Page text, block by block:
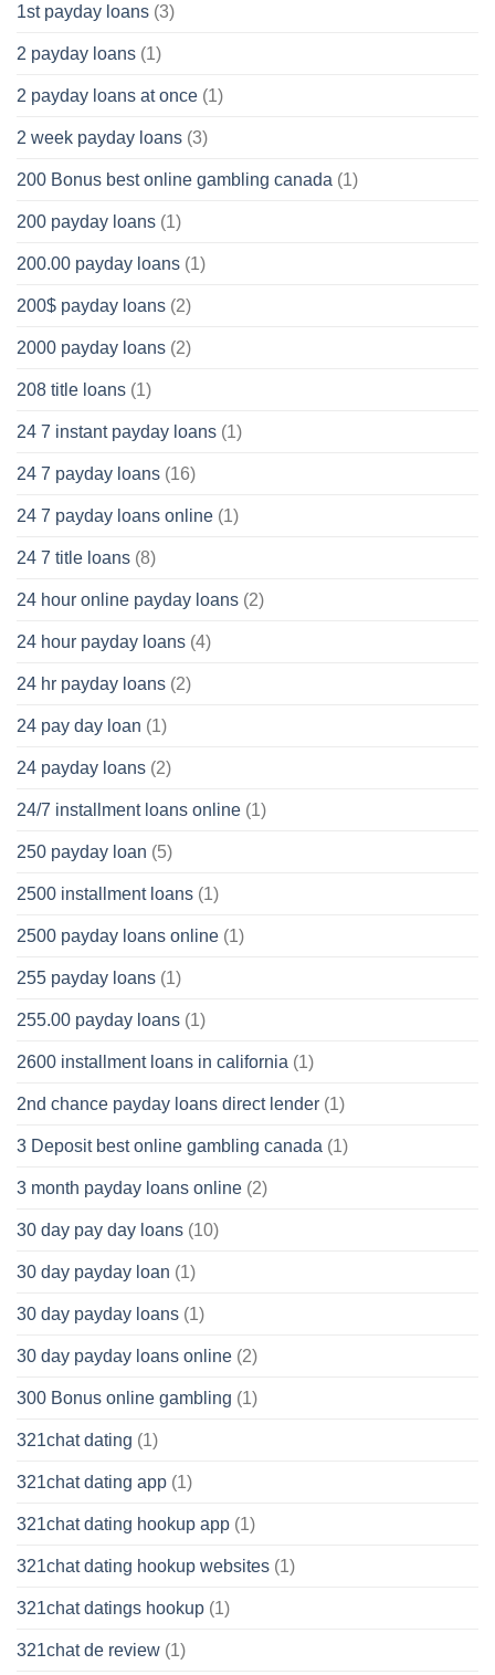
1st payday loans (3)
2 payday loans (1)
2 payday loans at once (1)
2 week payday loans (3)
200 Bonus best online gambling canada (1)
200 payday loans (1)
200.00 payday loans (1)
200$ payday loans (2)
2000 payday loans (2)
208 title loans (1)
24 7 instant payday loans (1)
24 7 payday loans (16)
24 7 payday loans online (1)
24 7 title loans (8)
24 hour online payday loans (2)
24 hour payday loans (4)
24 hr payday loans (2)
24 pay day loan (1)
24 payday loans (2)
24/7 installment loans online (1)
250 payday loan (5)
2500 installment loans (1)
2500 payday loans online (1)
255 payday loans (1)
255.00 payday loans (1)
2600 installment loans in california (1)
2nd chance payday loans direct lender (1)
3 Deposit best online gambling canada (1)
3 month payday loans online (2)
30 day pay day loans (10)
30 day payday loan (1)
30 day payday loans (1)
30 day payday loans online (2)
300 Bonus online gambling (1)
321chat dating (1)
321chat dating app (1)
321chat dating hookup app (1)
321chat dating hookup websites (1)
321chat datings hookup (1)
321chat de review (1)